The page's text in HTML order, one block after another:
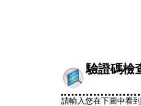
驗證碼檢
請輸入您在下圖中看